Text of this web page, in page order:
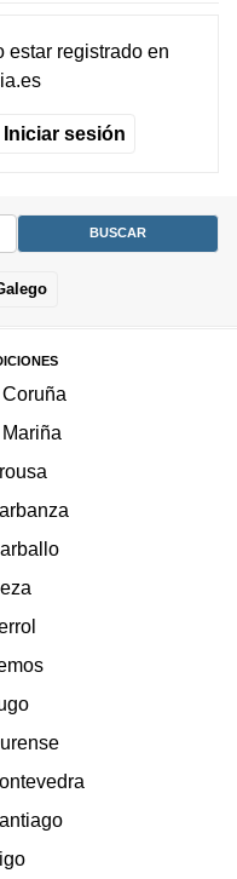
estar registradoen
Iniciar sesión